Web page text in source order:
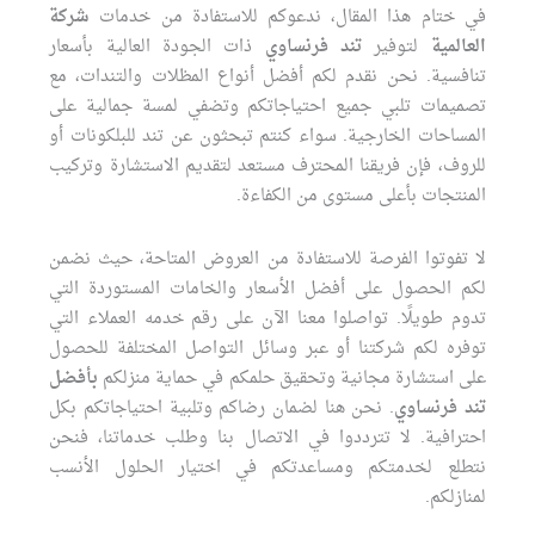
في ختام هذا المقال، ندعوكم للاستفادة من خدمات شركة
العالمية لتوفير تند فرنساوي ذات الجودة العالية بأسعار
تنافسية. نحن نقدم لكم أفضل أنواع المظلات والتندات، مع
تصميمات تلبي جميع احتياجاتكم وتضفي لمسة جمالية على
المساحات الخارجية. سواء كنتم تبحثون عن تند للبلكونات أو
للروف، فإن فريقنا المحترف مستعد لتقديم الاستشارة وتركيب
المنتجات بأعلى مستوى من الكفاءة.
لا تفوتوا الفرصة للاستفادة من العروض المتاحة، حيث نضمن
لكم الحصول على أفضل الأسعار والخامات المستوردة التي
تدوم طويلًا. تواصلوا معنا الآن على رقم خدمه العملاء التي
توفره لكم شركتنا أو عبر وسائل التواصل المختلفة للحصول
على استشارة مجانية وتحقيق حلمكم في حماية منزلكم بأفضل
تند فرنساوي. نحن هنا لضمان رضاكم وتلبية احتياجاتكم بكل
احترافية. لا تترددوا في الاتصال بنا وطلب خدماتنا، فنحن
نتطلع لخدمتكم ومساعدتكم في اختيار الحلول الأنسب
لمنازلكم.